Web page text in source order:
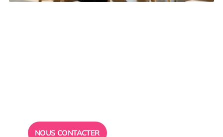
NOUS CONTACTER